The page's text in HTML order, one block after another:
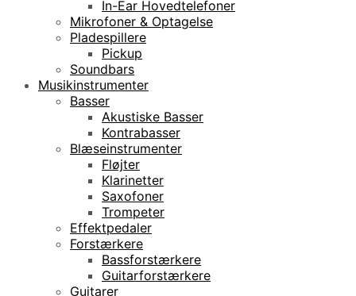
In-Ear Hovedtelefoner
Mikrofoner & Optagelse
Pladespillere
Pickup
Soundbars
Musikinstrumenter
Basser
Akustiske Basser
Kontrabasser
Blæseinstrumenter
Fløjter
Klarinetter
Saxofoner
Trompeter
Effektpedaler
Forstærkere
Bassforstærkere
Guitarforstærkere
Guitarer